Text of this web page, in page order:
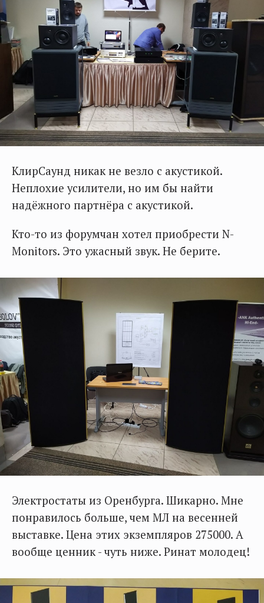
КлирСаунд никак не везло с акустикой.
Неплохие усилители, но им бы найти
надёжного партнёра с акустикой.
Кто-то из форумчан хотел приобрести N-
Monitors. Это ужасный звук. Не берите.
Электростаты из Оренбурга. Шикарно. Мне
понравилось больше, чем МЛ на весенней
выставке. Цена этих экземпляров 275000. А
вообще ценник - чуть ниже. Ринат молодец!